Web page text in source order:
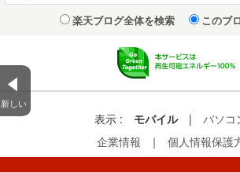
新しい
楽天ブログ全体を検索 このブ
表示 : モバイル |
パソコ
企業情報
｜ 個人情報保護